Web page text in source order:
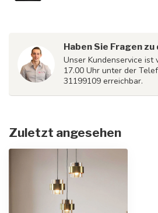
Haben Sie Fragen
Unser Kundenservice ist
17.00 Uhr unter der
31199109 erreichbar.
Zuletzt angesehen